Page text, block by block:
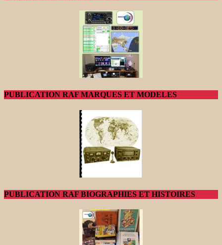
PUBLICATION RAF MARQUES ET MODELES
PUBLICATION RAF BIOGRAPHIES ET HISTOIRES